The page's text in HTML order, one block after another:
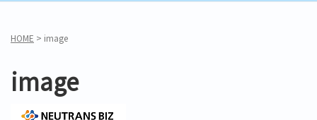
HOME > image
image